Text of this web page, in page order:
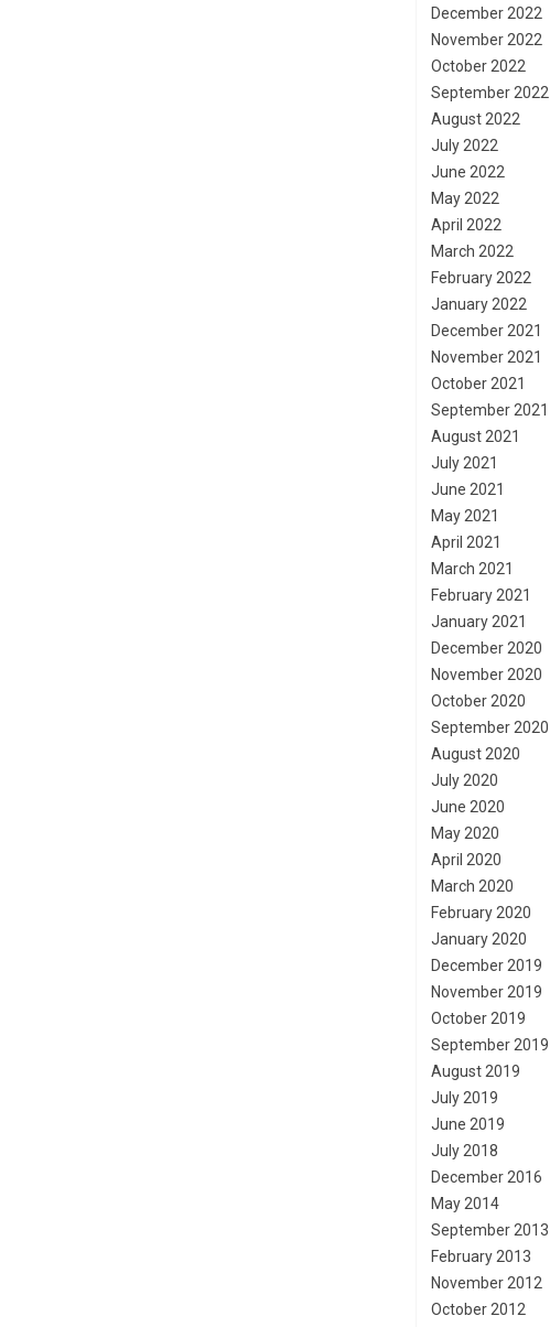
December 2022
November 2022
October 2022
September 2022
August 2022
July 2022
June 2022
May 2022
April 2022
March 2022
February 2022
January 2022
December 2021
November 2021
October 2021
September 2021
August 2021
July 2021
June 2021
May 2021
April 2021
March 2021
February 2021
January 2021
December 2020
November 2020
October 2020
September 2020
August 2020
July 2020
June 2020
May 2020
April 2020
March 2020
February 2020
January 2020
December 2019
November 2019
October 2019
September 2019
August 2019
July 2019
June 2019
July 2018
December 2016
May 2014
September 2013
February 2013
November 2012
October 2012